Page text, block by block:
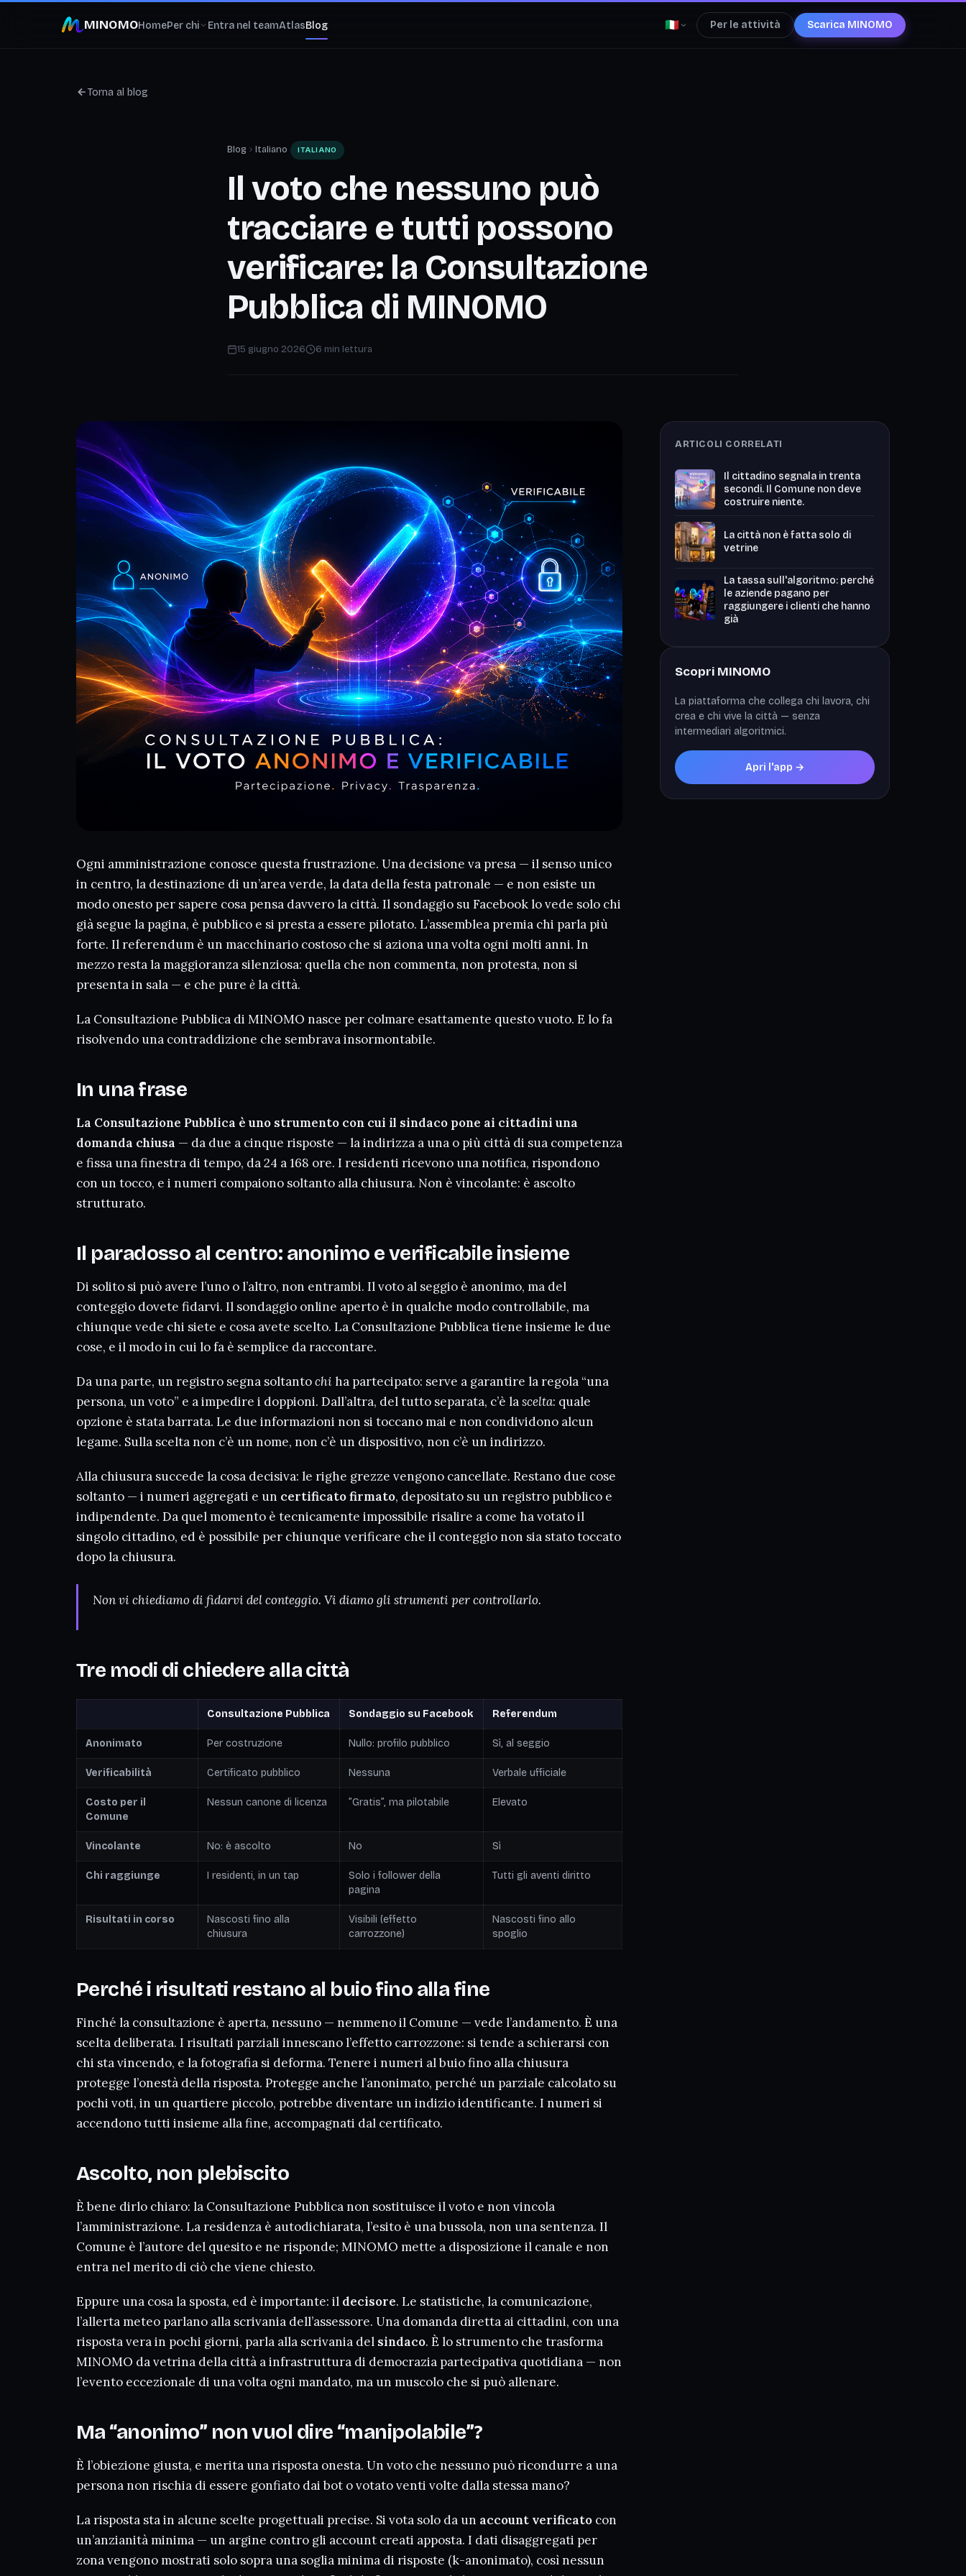
MINOMOHomePer chi Entra nel teamAtlasBlog 🇮🇹 Per le attività Scarica MINOMO
Torna al blog
Blog Italiano ITALIANO
Il voto che nessuno può
tracciare e tutti possono
verificare: la Consultazione
Pubblica di MINOMO
15 giugno 2026 6 min lettura
Ogni amministrazione conosce questa frustrazione. Una decisione va presa — il senso unico
in centro, la destinazione di un’area verde, la data della festa patronale — e non esiste un
modo onesto per sapere cosa pensa davvero la città. Il sondaggio su Facebook lo vede solo chi
già segue la pagina, è pubblico e si presta a essere pilotato. L’assemblea premia chi parla più
forte. Il referendum è un macchinario costoso che si aziona una volta ogni molti anni. In
mezzo resta la maggioranza silenziosa: quella che non commenta, non protesta, non si
presenta in sala — e che pure èla città.
La Consultazione Pubblica di MINOMO nasce per colmare esattamente questo vuoto. E lo fa
risolvendo una contraddizione che sembrava insormontabile.
In una frase
La Consultazione Pubblica è uno strumento con cui il sindaco pone ai cittadini una
domanda chiusa — da due a cinque risposte — la indirizza a una o più città di sua competenza
e fissa una finestra di tempo, da 24 a 168 ore. I residenti ricevono una notifica, rispondono
con un tocco, e i numeri compaiono soltanto alla chiusura. Non è vincolante: è ascolto
strutturato.
Il paradosso al centro: anonimo e verificabile insieme
Di solito si può avere l’uno o l’altro, non entrambi. Il voto al seggio è anonimo, ma del
conteggio dovete fidarvi. Il sondaggio online aperto è in qualche modo controllabile, ma
chiunque vede chi siete e cosa avete scelto. La Consultazione Pubblica tiene insieme le due
cose, e il modo in cui lo fa è semplice da raccontare.
Da una parte, un registro segna soltantochi ha partecipato: serve a garantire la regola “una
persona, un voto” e a impedire i doppioni. Dall’altra, del tutto separata, c’è lascelta: quale
opzione è stata barrata. Le due informazioni non si toccano mai e non condividono alcun
legame. Sulla scelta non c’è un nome, non c’è un dispositivo, non c’è un indirizzo.
Alla chiusura succede la cosa decisiva: le righe grezze vengono cancellate. Restano due cose
soltanto — i numeri aggregati e un certificato firmato, depositato su un registro pubblico e
indipendente. Da quel momento è tecnicamente impossibile risalire a come ha votato il
singolo cittadino, ed è possibile per chiunque verificare che il conteggio non sia stato toccato
dopo la chiusura.
Non vi chiediamo di fidarvi del conteggio. Vi diamo gli strumenti per controllarlo.
Tre modi di chiedere alla città
Consultazione Pubblica Sondaggio su Facebook Referendum
Anonimato Per costruzione Nullo: profilo pubblico Sì, al seggio
Verificabilità Certificato pubblico Nessuna Verbale ufficiale
Costo per il
Comune
Nessun canone di licenza ”Gratis”, ma pilotabile Elevato
Vincolante No: è ascolto No Sì
Chi raggiunge I residenti, in un tap
Solo i follower della
pagina
Tutti gli aventi diritto
Risultati in corso
Nascosti fino alla
chiusura
Visibili (effetto
carrozzone)
Nascosti fino allo
spoglio
Perché i risultati restano al buio fino alla fine
Finché la consultazione è aperta, nessuno — nemmeno il Comune — vede l’andamento. È una
scelta deliberata. I risultati parziali innescano l’effetto carrozzone: si tende a schierarsi con
chi sta vincendo, e la fotografia si deforma. Tenere i numeri al buio fino alla chiusura
protegge l’onestà della risposta. Protegge anche l’anonimato, perché un parziale calcolato su
pochi voti, in un quartiere piccolo, potrebbe diventare un indizio identificante. I numeri si
accendono tutti insieme alla fine, accompagnati dal certificato.
Ascolto, non plebiscito
È bene dirlo chiaro: la Consultazione Pubblica non sostituisce il voto e non vincola
l’amministrazione. La residenza è autodichiarata, l’esito è una bussola, non una sentenza. Il
Comune è l’autore del quesito e ne risponde; MINOMO mette a disposizione il canale e non
entra nel merito di ciò che viene chiesto.
Eppure una cosa la sposta, ed è importante: il decisore. Le statistiche, la comunicazione,
l’allerta meteo parlano alla scrivania dell’assessore. Una domanda diretta ai cittadini, con una
risposta vera in pochi giorni, parla alla scrivania del sindaco. È lo strumento che trasforma
MINOMO da vetrina della città a infrastruttura di democrazia partecipativa quotidiana — non
l’evento eccezionale di una volta ogni mandato, ma un muscolo che si può allenare.
Ma “anonimo” non vuol dire “manipolabile”?
È l’obiezione giusta, e merita una risposta onesta. Un voto che nessuno può ricondurre a una
persona non rischia di essere gonfiato dai bot o votato venti volte dalla stessa mano?
La risposta sta in alcune scelte progettuali precise. Si vota solo da un account verificato con
un’anzianità minima — un argine contro gli account creati apposta. I dati disaggregati per
zona vengono mostrati solo sopra una soglia minima di risposte (k-anonimato), così nessun
ARTICOLI CORRELATI
Il cittadino segnala in trenta
secondi. Il Comune non deve
costruire niente.
La città non è fatta solo di
vetrine
La tassa sull'algoritmo: perché
le aziende pagano per
raggiungere i clienti che hanno
già
Scopri MINOMO
La piattaforma che collega chi lavora, chi
crea e chi vive la città — senza
intermediari algoritmici.
Apri l'app →